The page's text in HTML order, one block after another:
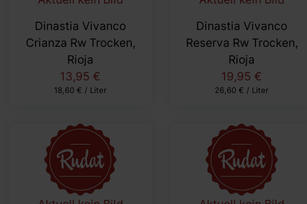
Dinastia Vivanco
Crianza Rw Trocken,
Rioja
13,95 €
18,60 € / Liter
Dinastia Vivanco
Reserva Rw Trocken,
Rioja
19,95 €
26,60 € / Liter